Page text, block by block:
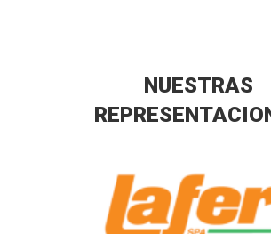
NUESTRAS